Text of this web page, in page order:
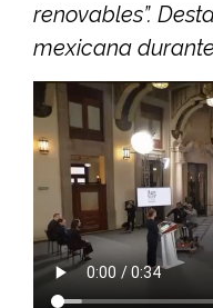
renovables”.
mexicana